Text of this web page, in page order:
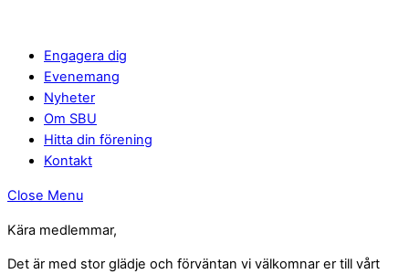
Engagera dig
Evenemang
Nyheter
Om SBU
Hitta din förening
Kontakt
Close Menu
Kära medlemmar,
Det är med stor glädje och förväntan vi välkomnar er till vårt